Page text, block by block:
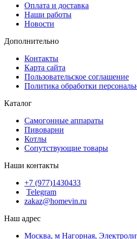
Оплата и доставка
Наши работы
Новости
Дополнительно
Контакты
Карта сайта
Пользовательское соглашение
Политика обработки
Каталог
Cамогонные аппараты
Пивоварни
Котлы
Сопутствующие товары
Наши контакты
+7 (977)1430433
Telegram
zakaz@homevin.ru
Наш адрес
Москва, м Нагорная,